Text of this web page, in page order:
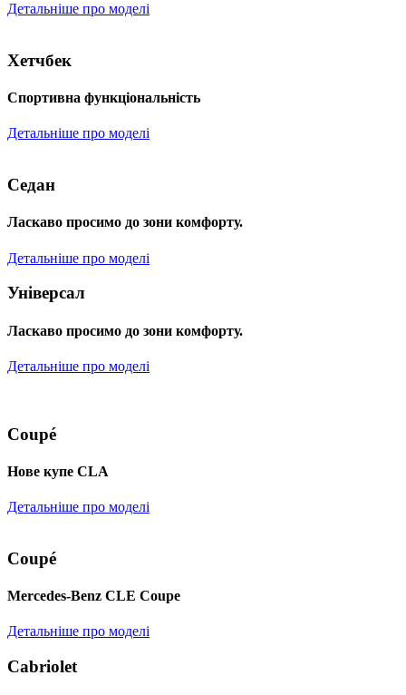
Детальніше про моделі
Хетчбек
Спортивна функціональність
Детальніше про моделі
Седан
Ласкаво просимо до зони комфорту.
Детальніше про моделі
Універсал
Ласкаво просимо до зони комфорту.
Детальніше про моделі
Coupé
Нове купе CLA
Детальніше про моделі
Coupé
Mercedes-Benz CLE Coupe
Детальніше про моделі
Cabriolet